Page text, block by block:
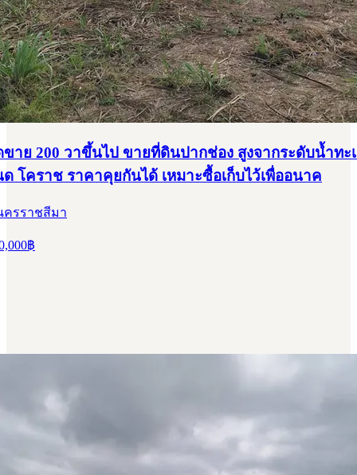
าย 200 วาขึ้นไป ขายที่ดินปากช่อง สูงจากระดับน้ำทะเ
ด โคราช ราคาคุยกันได้ เหมาะซื้อเก็บไว้เพื่ออนาค
ครราชสีมา
฿